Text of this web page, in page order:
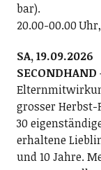
bar).
20.00-00.00
SA, 19.09.2026
SECONDHAND
grosser
30
erhaltene
und 10 Jahre.